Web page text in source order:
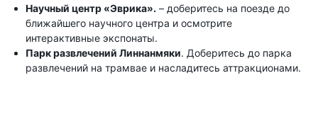
Научный центр «Эврика». – доберитесь на поезде до
ближайшего научного центра и осмотрите
интерактивные экспонаты.
Парк развлечений Линнанмяки. Доберитесь до парка
развлечений на трамвае и насладитесь аттракционами.